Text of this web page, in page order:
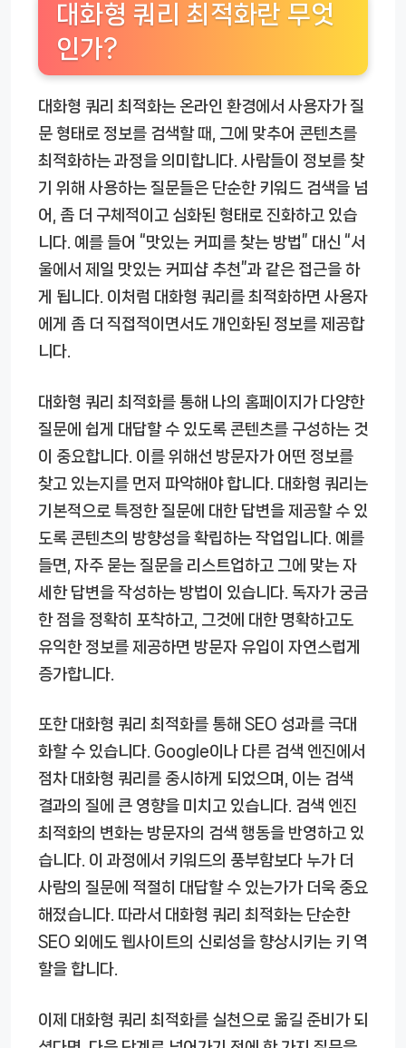
대화형 쿼리 최적화란 무엇
인가?
대화형 쿼리 최적화는 온라인 환경에서 사용자가 질
문 형태로 정보를 검색할 때, 그에 맞추어 콘텐츠를
최적화하는 과정을 의미합니다. 사람들이 정보를 찾
기 위해 사용하는 질문들은 단순한 키워드 검색을 넘
어, 좀 더 구체적이고 심화된 형태로 진화하고 있습
니다. 예를 들어 “맛있는 커피를 찾는 방법” 대신 “서
울에서 제일 맛있는 커피샵 추천”과 같은 접근을 하
게 됩니다. 이처럼 대화형 쿼리를 최적화하면 사용자
에게 좀 더 직접적이면서도 개인화된 정보를 제공합
니다.
대화형 쿼리 최적화를 통해 나의 홈페이지가 다양한
질문에 쉽게 대답할 수 있도록 콘텐츠를 구성하는 것
이 중요합니다. 이를 위해선 방문자가 어떤 정보를
찾고 있는지를 먼저 파악해야 합니다. 대화형 쿼리는
기본적으로 특정한 질문에 대한 답변을 제공할 수 있
도록 콘텐츠의 방향성을 확립하는 작업입니다. 예를
들면, 자주 묻는 질문을 리스트업하고 그에 맞는 자
세한 답변을 작성하는 방법이 있습니다. 독자가 궁금
한 점을 정확히 포착하고, 그것에 대한 명확하고도
유익한 정보를 제공하면 방문자 유입이 자연스럽게
증가합니다.
또한 대화형 쿼리 최적화를 통해 SEO 성과를 극대
화할 수 있습니다. Google이나 다른 검색 엔진에서
점차 대화형 쿼리를 중시하게 되었으며, 이는 검색
결과의 질에 큰 영향을 미치고 있습니다. 검색 엔진
최적화의 변화는 방문자의 검색 행동을 반영하고 있
습니다. 이 과정에서 키워드의 풍부함보다 누가 더
사람의 질문에 적절히 대답할 수 있는가가 더욱 중요
해졌습니다. 따라서 대화형 쿼리 최적화는 단순한
SEO 외에도 웹사이트의 신뢰성을 향상시키는 키 역
할을 합니다.
이제 대화형 쿼리 최적화를 실천으로 옮길 준비가 되